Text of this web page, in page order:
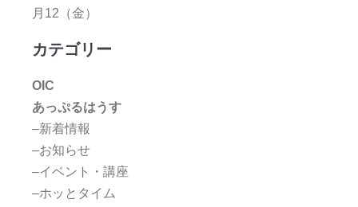
月12（金）
カテゴリー
OIC
あっぷるはうす
–新着情報
–お知らせ
–イベント・講座
–ホッとタイム